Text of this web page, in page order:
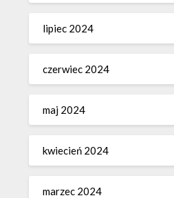
lipiec 2024
czerwiec 2024
maj 2024
kwiecień 2024
marzec 2024